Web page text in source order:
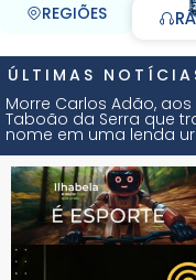
REGIÕES
ÚLTIMAS
Morre Carlos Adão, aos
Taboão da Serra que
nome em uma lenda